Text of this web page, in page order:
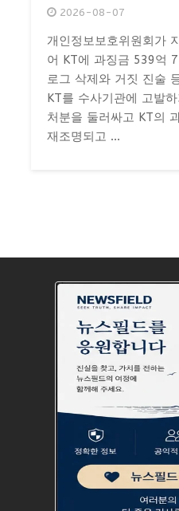
2026-08-07
개인정보보호위원회가
어 KT에 과징금 539억
로그 삭제와 거짓 진술
KT를 수사기관에 고발
처분을 둘러싸고 KT의
재조명되고 ...